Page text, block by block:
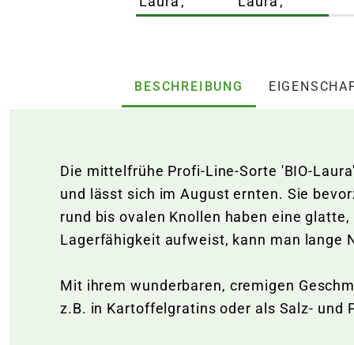
BESCHREIBUNG
Die mittelfrühe Profi-Line-Sorte 'BIO-
und lässt sich im August ernten. Sie
rund bis ovalen Knollen haben eine
Lagerfähigkeit aufweist, kann man lange
Mit ihrem wunderbaren, cremigen
z.B. in Kartoffelgratins oder als Salz- und